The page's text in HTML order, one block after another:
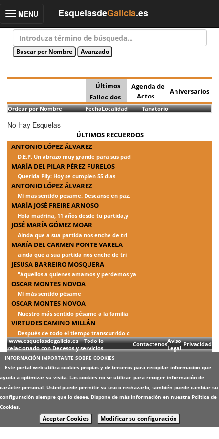
Toggle
MENU EsquelasdeGalicia.es
Últimos
Fallecidos
Agenda de
Actos
Aniversarios
Ordear por Nombre FechaLocalidad Tanatorio
No Hay Esquelas
ÚLTIMOS RECUERDOS
ANTONIO LÓPEZ ÁLVAREZ
D.E.P. Un abrazo muy grande para sus pad
MARÍA DEL PILAR PÉREZ FURELOS
Querida Pily: Hoy se cumplen 55 días
ANTONIO LÓPEZ ÁLVAREZ
Mi mas sentido pesame. Descanse en paz.
MARÍA JOSÉ FREIRE ARNOSO
Hola madrina, 11 años desde tu partida,y
JOSÉ MARÍA GÓMEZ MOAR
Ainda que a sua partida nos enche de tri
MARÍA DEL CARMEN PONTE VARELA
ainda que a sua partida nos enche de tri
JESUSA BARREIRO MOSQUERA
"Aquellos a quienes amamos y perdemos ya
OSCAR MONTES NOVOA
Mi más sentido pésame
OSCAR MONTES NOVOA
Nuestro más sentido pésame a la familia
VIRTUDES CAMINO MILLÁN
Después de todo el tiempo transcurrido c
www.esquelasdegalicia.es Todo lo
relacionado con Decesos y servicios
ContactenosAviso
Legal
Privacidad
INFORMACIÓN IMPORTANTE SOBRE COOKIES
Este portal web utiliza cookies propias y de terceros para recopilar información que
ayuda a optimizar su visita. Las cookies no se utilizan para recoger información de
carácter personal. Usted puede permitir su uso o rechazarlo, también puede cambiar su
configuración siempre que lo desee. Dispone de más información en nuestra Política de
Cookies.